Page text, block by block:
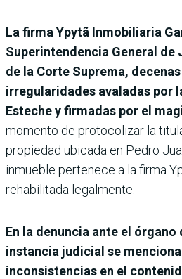
La firma Ypytã Inmobiliaria
Superintendencia General
de la Corte Suprema,
irregularidades avaladas por
Esteche y firmadas por el
momento de protocolizar la
propiedad ubicada en Pedro
inmueble pertenece a la firma
rehabilitada legalmente.
En la denuncia ante el órgano
instancia judicial se
inconsistencias en el